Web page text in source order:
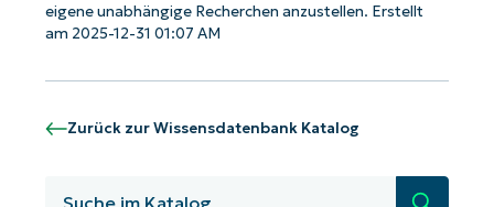
eigene unabhängige Recherchen anzustellen. Erstellt
am 2025-12-31 01:07 AM
Zurück zur Wissensdatenbank Katalog
Suche
Starten Sie mit NinjaOne AI-gesteuerten